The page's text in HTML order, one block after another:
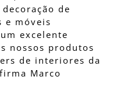
de
e móveis
excelente
nossos produtos
de interiores da
Marco